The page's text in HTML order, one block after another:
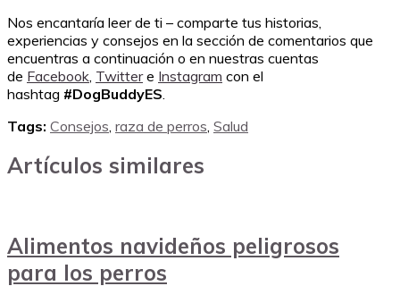
Nos encantaría leer de ti – comparte tus historias,
experiencias y consejos en la sección de comentarios que
encuentras a continuación o en nuestras cuentas
de Facebook Twittere Instagram con el
hashtag #DogBuddyES
Tags: Consejos raza de perros Salud
Artículos similares
Alimentos navideños peligrosos
para los perros